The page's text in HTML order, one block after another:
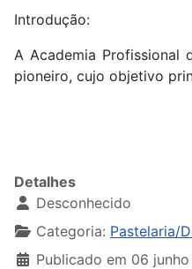
Introdução:
A Academia Profissional
pioneiro, cujo objetivo
Detalhes
Desconhecido
Categoria: Pastelaria/
Publicado em 06 junho